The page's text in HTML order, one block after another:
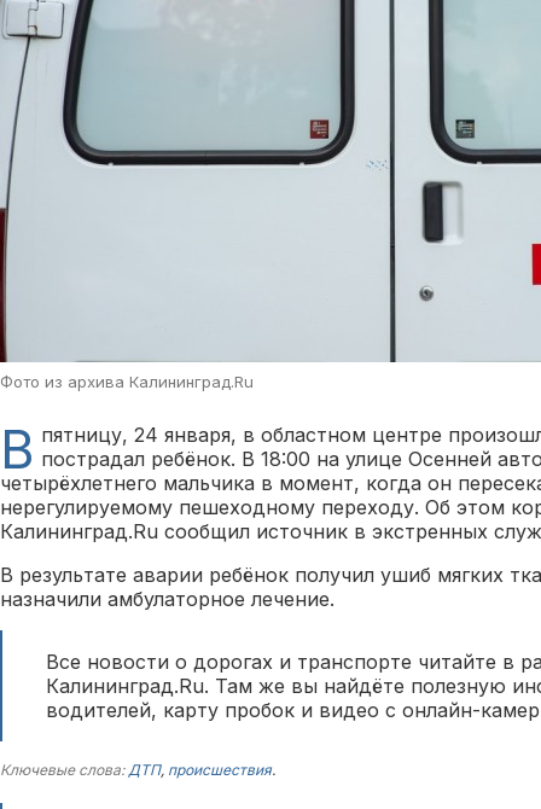
Фото из архива Калининград.Ru
В пятницу, 24 января, в областном центре
пострадал ребёнок. В 18:00 на улице Осенней
четырёхлетнего мальчика в момент, когда он
нерегулируемому пешеходному переходу. Об этом
Калининград.Ru сообщил источник в экстренных
В результате аварии ребёнок получил ушиб мягких
назначили амбулаторное лечение.
Все новости о дорогах и транспорте читайте в
Калининград.Ru. Там же вы найдёте полезную
водителей, карту пробок и видео с онлайн-
Ключевые слова:ДТП, происшествия.